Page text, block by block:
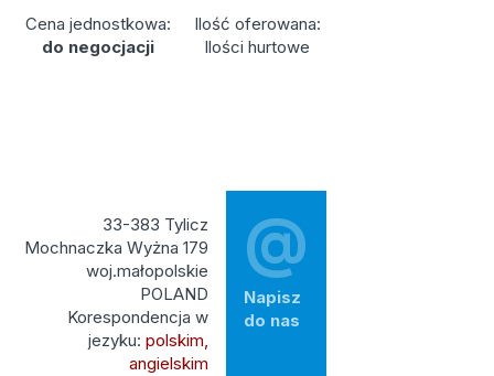
Cena jednostkowa:
do negocjacji
Ilość oferowana:
Ilości hurtowe
33-383 Tylicz
Mochnaczka Wyżna 179
woj.małopolskie
POLAND
Korespondencja w
jezyku: polskim,
angielskim
@
Napisz
do nas